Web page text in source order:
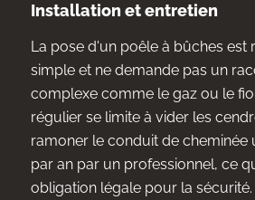
Installation et entretien
La pose d'un poêle à bûches est
simple et ne demande pas un
complexe comme le gaz ou le
régulier se limite à vider les
ramoner le conduit de cheminée
par an par un professionnel, ce
obligation légale pour la sécurité.